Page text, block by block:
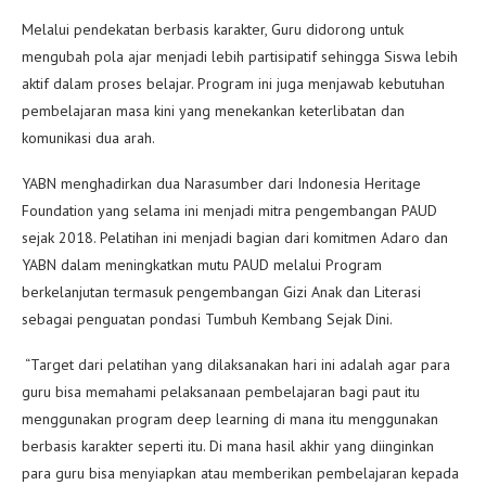
Melalui pendekatan berbasis karakter, Guru didorong untuk
mengubah pola ajar menjadi lebih partisipatif sehingga Siswa lebih
aktif dalam proses belajar. Program ini juga menjawab kebutuhan
pembelajaran masa kini yang menekankan keterlibatan dan
komunikasi dua arah.
YABN menghadirkan dua Narasumber dari Indonesia Heritage
Foundation yang selama ini menjadi mitra pengembangan PAUD
sejak 2018. Pelatihan ini menjadi bagian dari komitmen Adaro dan
YABN dalam meningkatkan mutu PAUD melalui Program
berkelanjutan termasuk pengembangan Gizi Anak dan Literasi
sebagai penguatan pondasi Tumbuh Kembang Sejak Dini.
“Target dari pelatihan yang dilaksanakan hari ini adalah agar para
guru bisa memahami pelaksanaan pembelajaran bagi paut itu
menggunakan program deep learning di mana itu menggunakan
berbasis karakter seperti itu. Di mana hasil akhir yang diinginkan
para guru bisa menyiapkan atau memberikan pembelajaran kepada